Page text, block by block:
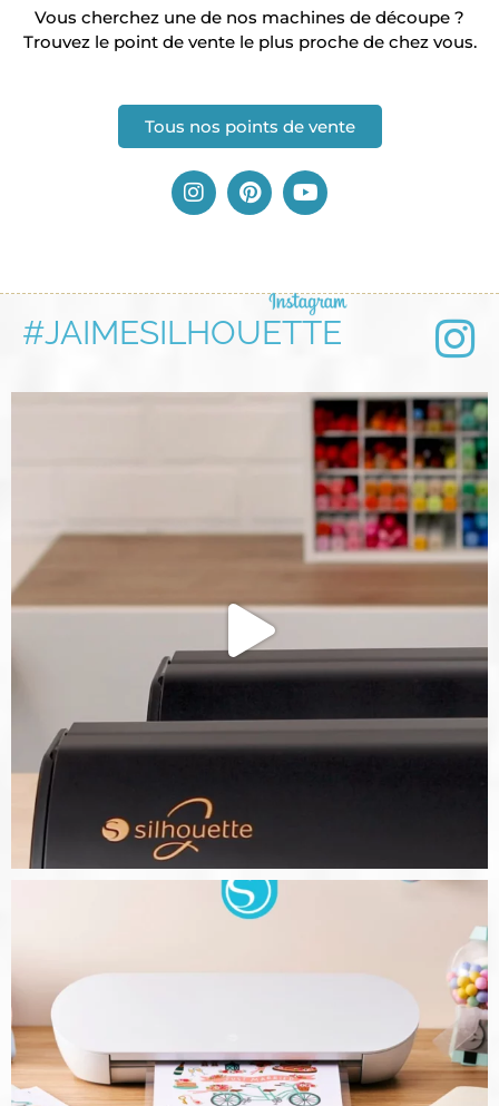
Vous cherchez une de nos machines de découpe ?
Trouvez le point de vente le plus proche de chez vous.
Tous nos points de vente
#JAIMESILHOUETTE